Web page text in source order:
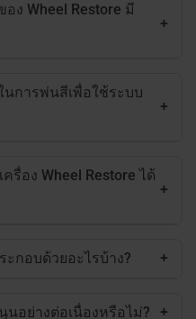
ง Wheel Restore มี
+
การพ่นสีเพื่อใช้ระบบ
+
อง Wheel Restore ได้
+
ะกอบด้วยอะไรบ้าง? +
อย่างต่อเนื่องหรือไม่? +